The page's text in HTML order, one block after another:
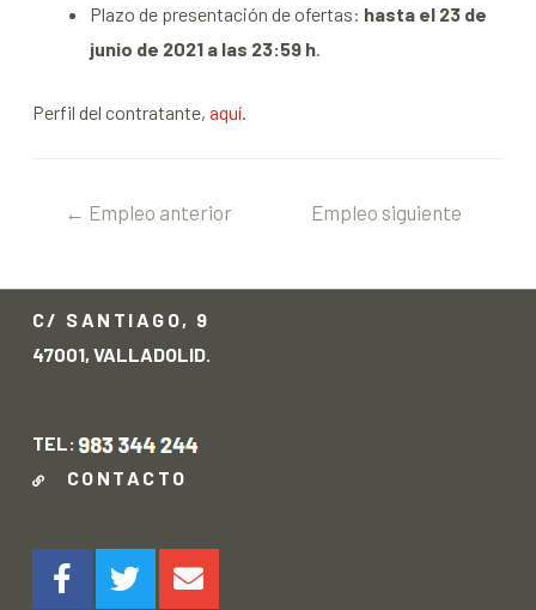
Plazo de presentación de ofertas: hasta el 23 de
junio de 2021 a las 23:59 h.
Perfil del contratante, aquí.
← Empleo anterior
Empleo siguiente
C/ SANTIAGO, 9
47001, VALLADOLID.
TEL:
CONTACTO